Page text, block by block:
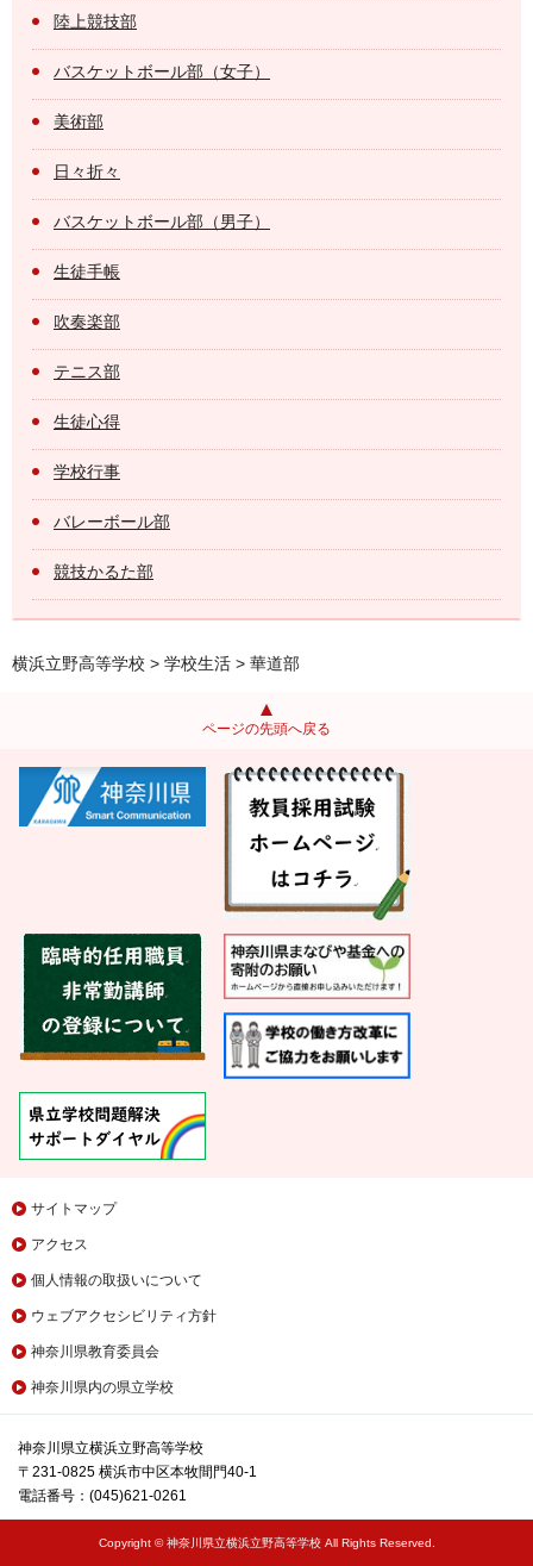
陸上競技部
バスケットボール部（女子）
美術部
日々折々
バスケットボール部（男子）
生徒手帳
吹奏楽部
テニス部
生徒心得
学校行事
バレーボール部
競技かるた部
横浜立野高等学校 > 学校生活 > 華道部
ページの先頭へ戻る
サイトマップ
アクセス
個人情報の取扱いについて
ウェブアクセシビリティ方針
神奈川県教育委員会
神奈川県内の県立学校
神奈川県立横浜立野高等学校
〒231-0825 横浜市中区本牧間門40-1
電話番号：(045)621-0261
Copyright © 神奈川県立横浜立野高等学校 All Rights Reserved.